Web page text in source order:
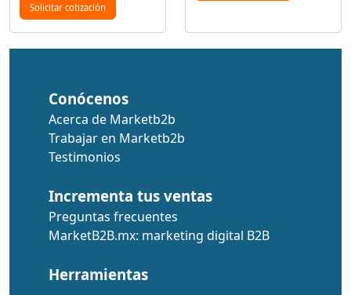
Solicitar cotización
Conócenos
Acerca de Marketb2b
Trabajar en Marketb2b
Testimonios
Incrementa tus ventas
Preguntas frecuentes
MarketB2B.mx: marketing digital B2B
Herramientas